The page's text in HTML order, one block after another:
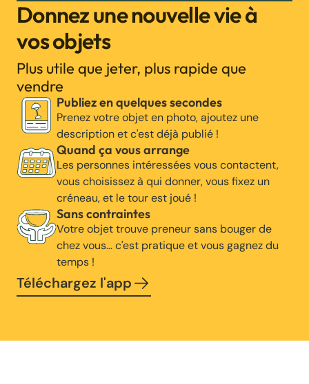
Donnez une nouvelle vie à
vos objets
Plus utile que jeter, plus rapide que
vendre
Publiez en quelques secondes
Prenez votre objet en photo, ajoutez une
description et c'est déjà publié !
Quand ça vous arrange
Les personnes intéressées vous contactent,
vous choisissez à qui donner, vous fixez un
créneau, et le tour est joué !
Sans contraintes
Votre objet trouve preneur sans bouger de
chez vous… c'est pratique et vous gagnez du
temps !
Téléchargez l'app